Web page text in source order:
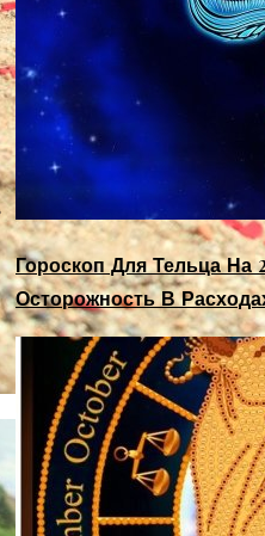
Гороскоп Для Тельца На
Осторожность В